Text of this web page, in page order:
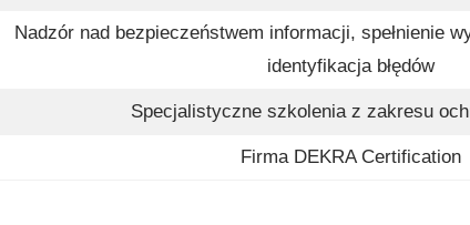
Nadzór nad bezpieczeństwem informacji, spełnienie
identyfikacja błędów
Specjalistyczne szkolenia z zakresu
Firma DEKRA Certification